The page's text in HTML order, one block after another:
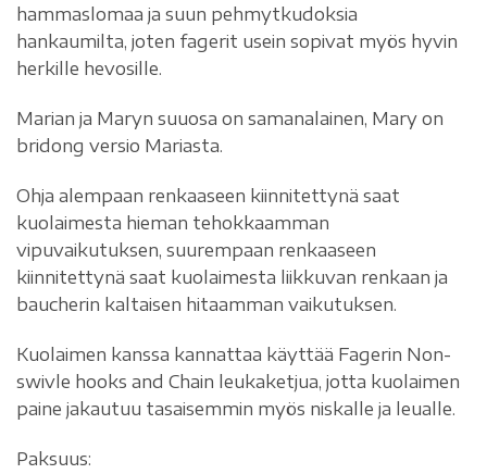
hammaslomaa ja suun pehmytkudoksia
hankaumilta, joten fagerit usein sopivat myös hyvin
herkille hevosille.
Marian ja Maryn suuosa on samanalainen, Mary on
bridong versio Mariasta.
Ohja alempaan renkaaseen kiinnitettynä saat
kuolaimesta hieman tehokkaamman
vipuvaikutuksen, suurempaan renkaaseen
kiinnitettynä saat kuolaimesta liikkuvan renkaan ja
baucherin kaltaisen hitaamman vaikutuksen.
Kuolaimen kanssa kannattaa käyttää Fagerin Non-
swivle hooks and Chain leukaketjua, jotta kuolaimen
paine jakautuu tasaisemmin myös niskalle ja leualle.
Paksuus: